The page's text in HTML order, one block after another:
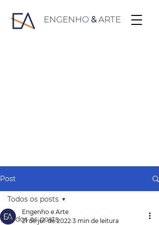
ENGENHO &ARTE
Post
Todos os posts
Todos os posts
Engenho e Arte
21 de jul. de 2022 3 min de leitura